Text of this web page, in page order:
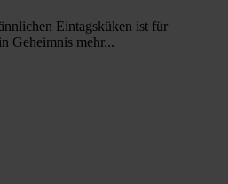
Eintagsküken ist für
Geheimnis mehr...